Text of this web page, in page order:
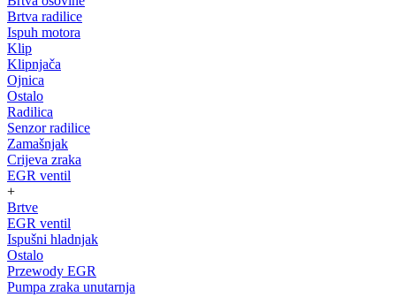
Brtva radilice
Ispuh motora
Klip
Klipnjača
Ojnica
Ostalo
Radilica
Senzor radilice
Zamašnjak
Crijeva zraka
EGR ventil
+
Brtve
EGR ventil
Ispušni hladnjak
Ostalo
Przewody EGR
Pumpa zraka unutarnja